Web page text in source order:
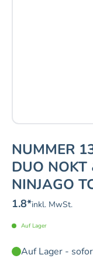
NUMMER
DUO NOKT
NINJAGO
1.8*inkl. MwSt.
Auf Lager
Auf Lager -